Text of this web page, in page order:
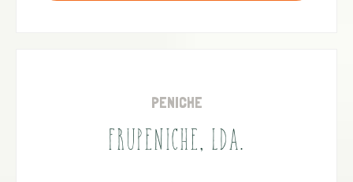
PENICHE
FRUPENICHE, LDA.